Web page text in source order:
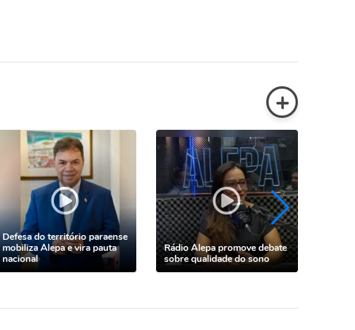
+
Defesa do território paraense
mobiliza Alepa e vira pauta
nacional
Rádio Alepa promove debate
sobre qualidade do sono